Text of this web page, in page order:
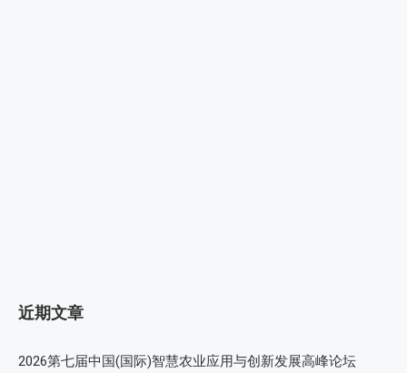
近期文章
2026第七届中国(国际)智慧农业应用与创新发展高峰论坛